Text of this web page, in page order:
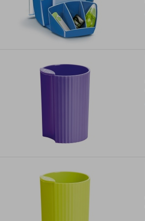
Klauzula Informacyjna (rozwiń)
Lista Zaufanych Partnerów (rozwiń)